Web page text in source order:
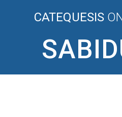
CATEQUESIS